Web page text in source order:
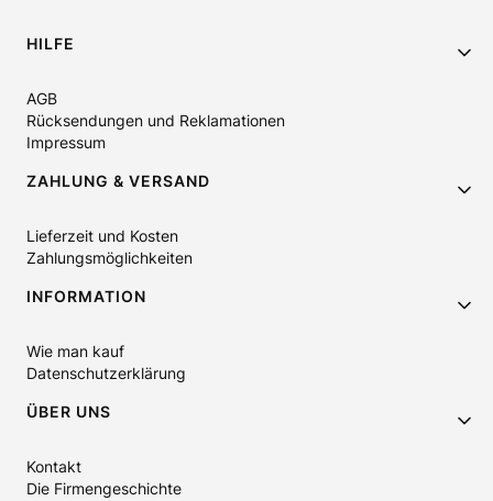
Fußzeilenmenü
HILFE
AGB
Rücksendungen und Reklamationen
Impressum
ZAHLUNG & VERSAND
Lieferzeit und Kosten
Zahlungsmöglichkeiten
INFORMATION
Wie man kauf
Datenschutzerklärung
ÜBER UNS
Kontakt
Die Firmengeschichte